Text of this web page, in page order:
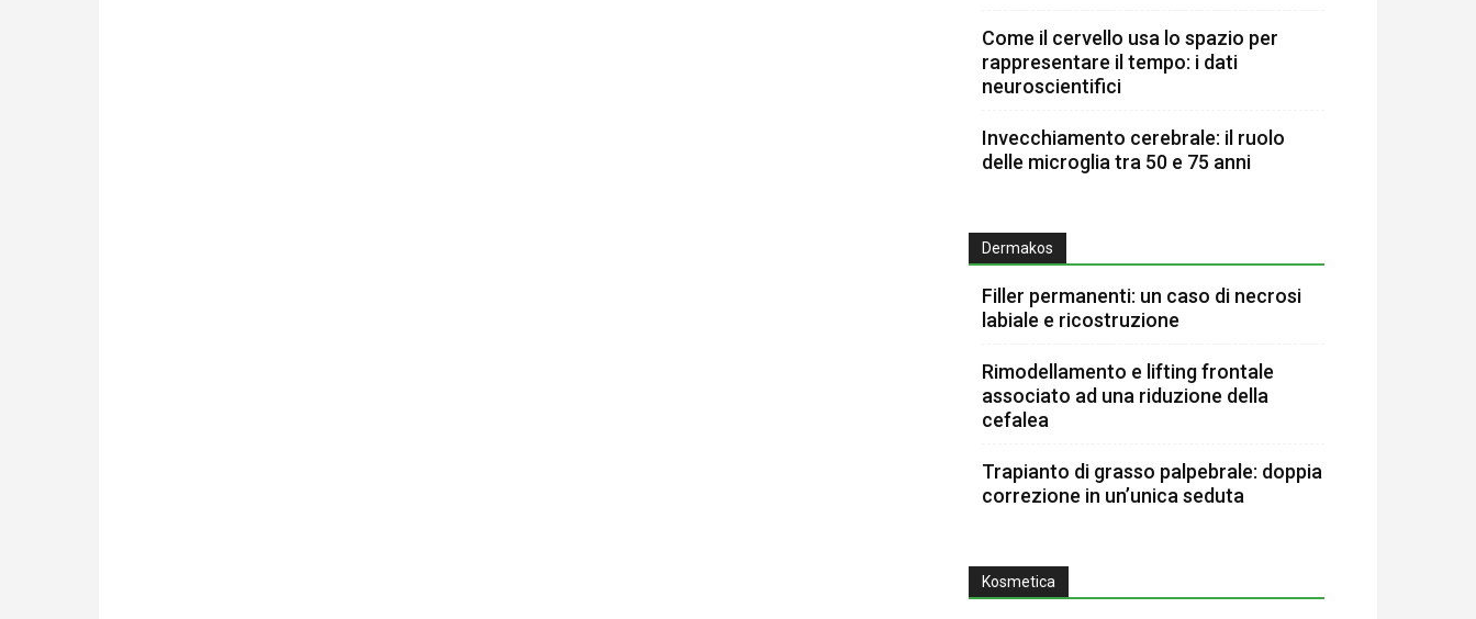
Come il cervello usa lo spazio per
rappresentare il tempo: i dati
neuroscientifici
Invecchiamento cerebrale: il ruolo
delle microglia tra 50 e 75 anni
Dermakos
Filler permanenti: un caso di necrosi
labiale e ricostruzione
Rimodellamento e lifting frontale
associato ad una riduzione della
cefalea
Trapianto di grasso palpebrale: doppia
correzione in un’unica seduta
Kosmetica